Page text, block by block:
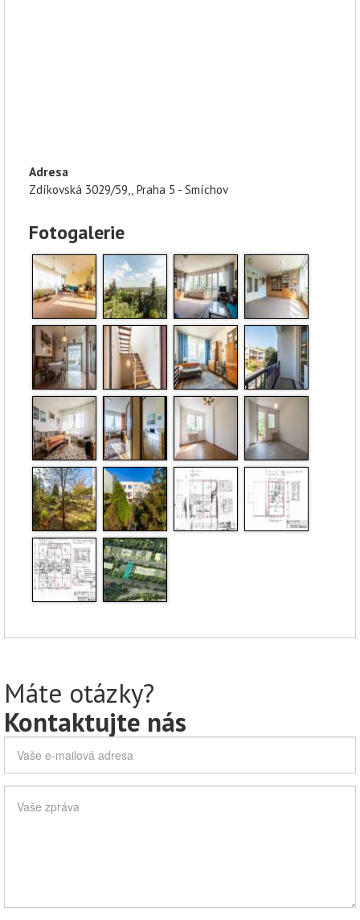
Adresa
Zdíkovská 3029/59,, Praha 5 - Smíchov
Fotogalerie
Máte otázky?
Kontaktujte nás